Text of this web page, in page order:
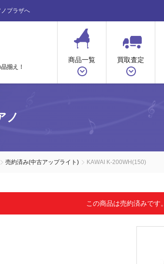
プラザへ
揃え！
商品一覧 買取査定
ノ
売約済み(中古アップライト) KAWAI K-200WH(150)
この商品は売約済みです。